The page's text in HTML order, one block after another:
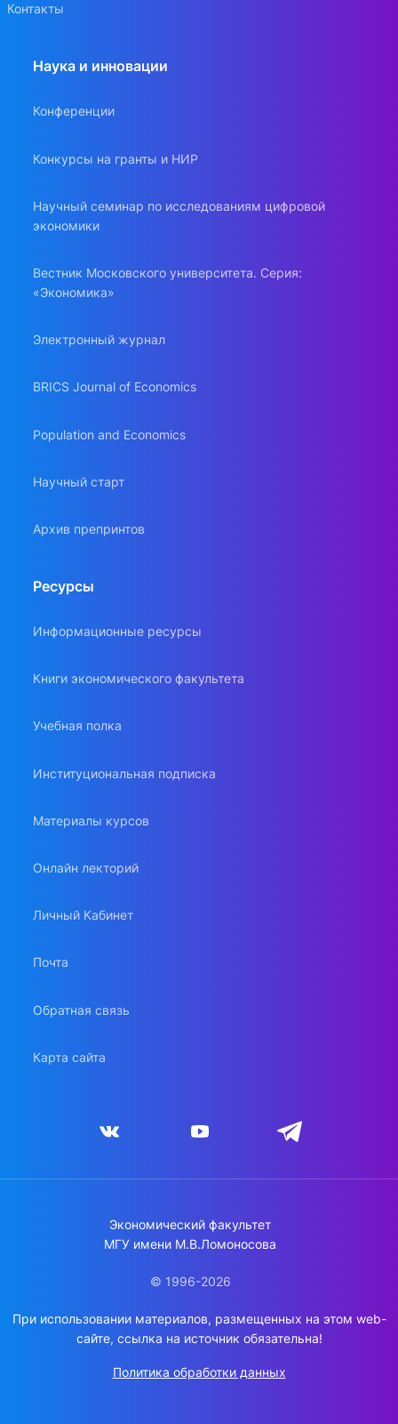
Контакты
Наука и инновации
Конференции
Конкурсы на гранты и НИР
Научный семинар по исследованиям цифровой
экономики
Вестник Московского университета. Серия:
«Экономика»
Электронный журнал
BRICS Journal of Economics
Population and Economics
Научный старт
Архив препринтов
Ресурсы
Информационные ресурсы
Книги экономического факультета
Учебная полка
Институциональная подписка
Материалы курсов
Онлайн лекторий
Личный Кабинет
Почта
Обратная связь
Карта сайта
Экономический факультет
МГУ имени М.В.Ломоносова
© 1996-2026
При использовании материалов, размещенных на этом web-
сайте, ссылка на источник обязательна!
Политика обработки данных